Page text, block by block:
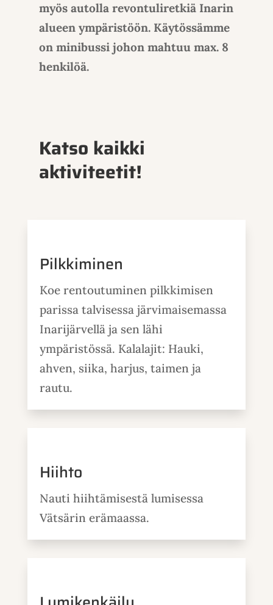
myös autolla revontuliretkiä Inarin
alueen ympäristöön. Käytössämme
on minibussi johon mahtuu max. 8
henkilöä.
Katso kaikki
aktiviteetit!
Pilkkiminen
Koe rentoutuminen pilkkimisen
parissa talvisessa järvimaisemassa
Inarijärvellä ja sen lähi
ympäristössä. Kalalajit: Hauki,
ahven, siika, harjus, taimen ja
rautu.
Hiihto
Nauti hiihtämisestä lumisessa
Vätsärin erämaassa.